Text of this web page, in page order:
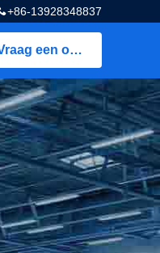
+86-13928348837
Vraag een offerte aan